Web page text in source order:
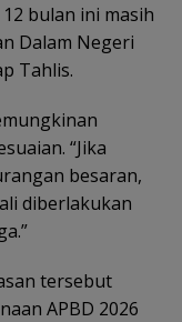
bulan ini masih
Dalam Negeri
Tahlis.
“Jika
besaran,
diberlakukan
tersebut
APBD 2026